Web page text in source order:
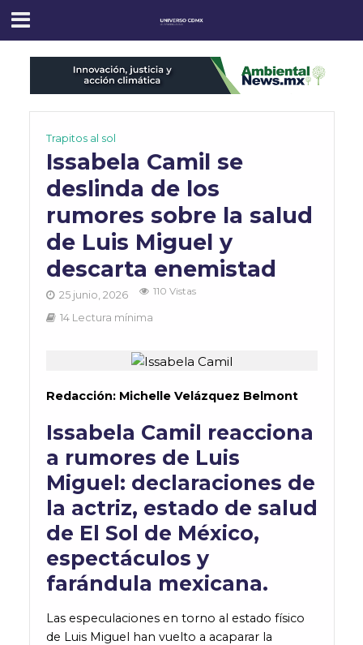
Trapitos al sol
Issabela Camil se
deslinda de los
rumores sobre la salud
de Luis Miguel y
descarta enemistad
25 junio, 2026 110 Vistas
14 Lectura mínima
Redacción: Michelle Velázquez Belmont
Issabela Camil reacciona
a rumores de Luis
Miguel: declaraciones de
la actriz, estado de salud
de El Sol de México,
espectáculos y
farándula mexicana.
Las especulaciones en torno al estado físico
de Luis Miguel han vuelto a acaparar la